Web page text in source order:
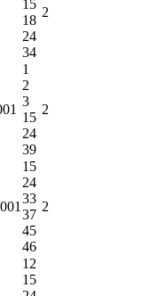
15
18
24
34
2
1
2
3
15
24
39
2
15
24
33
37
45
46
2
12
15